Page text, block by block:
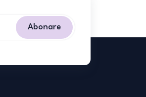
Abonare